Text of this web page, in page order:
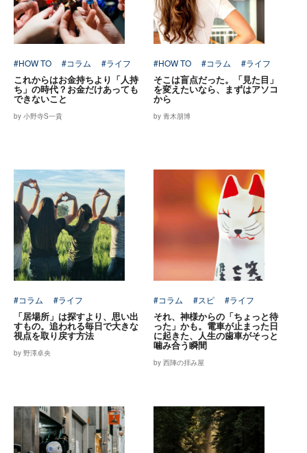
#HOW TO #コラム #ライフ
これからはお金持ちより「人持
ち」の時代？お金だけあっても
できないこと
by 小野寺S一貴
#HOW TO #コラム #ライフ
そこは盲点だった。「見た目」
を変えたいなら、まずはアソコ
から
by 青木朋博
#コラム #ライフ
「居場所」は探すより、思い出
すもの。追われる毎日で大きな
視点を取り戻す方法
by 野澤卓央
#コラム #スピ #ライフ
それ、神様からの「ちょっと待
った」かも。電車が止まった日
に起きた、人生の歯車がそっと
噛み合う瞬間
by 西陣の拝み屋